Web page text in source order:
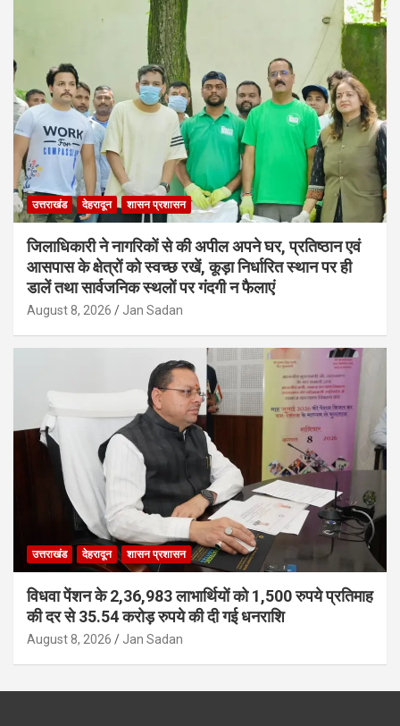
उत्तराखंड देहरादून शासन प्रशासन
जिलाधिकारी ने नागरिकों से की अपील अपने घर, प्रतिष्ठान एवं
आसपास के क्षेत्रों को स्वच्छ रखें, कूड़ा निर्धारित स्थान पर ही
डालें तथा सार्वजनिक स्थलों पर गंदगी न फैलाएं
August 8, 2026 Jan Sadan
उत्तराखंड देहरादून शासन प्रशासन
विधवा पेंशन के 2,36,983 लाभार्थियों को 1,500 रुपये प्रतिमाह
की दर से 35.54 करोड़ रुपये की दी गई धनराशि
August 8, 2026 Jan Sadan